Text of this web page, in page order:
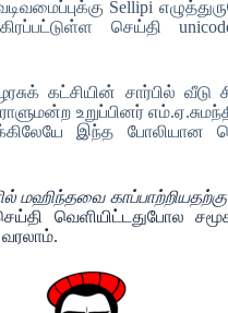
Sellipi
செய்தி
கட்சியின் சார்பில்
உறுப்பினர்
இந்த போலியான
காப்பாற்றியதற்கு
வெளியிட்டதுபோல
வரலாம்.